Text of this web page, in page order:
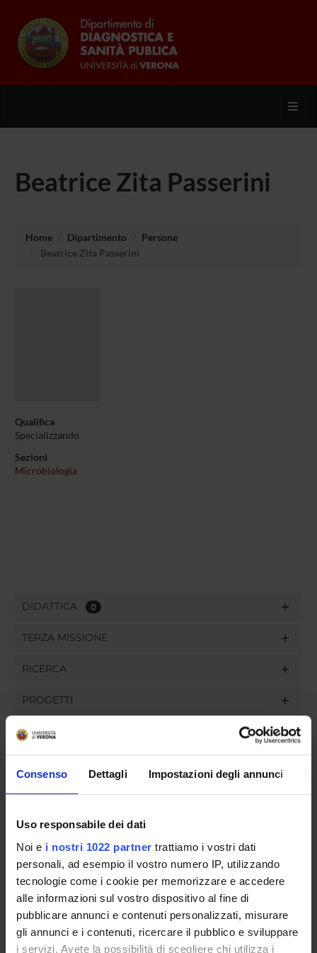
Consenso Dettagli Impostazioni degli annunci
Uso responsabile dei dati
Noi e i nostri 1022 partner trattiamo i vostri dati
personali, ad esempio il vostro numero IP, utilizzando
tecnologie come i cookie per memorizzare e accedere
alle informazioni sul vostro dispositivo al fine di
pubblicare annunci e contenuti personalizzati, misurare
gli annunci e i contenuti, ricercare il pubblico e sviluppare
i servizi. Avete la possibilità di scegliere chi utilizza i
Beatrice Zita Passerini
Home Dipartimento
Persone
Beatrice Zita Passerini
Qualifica
Specializzando
Sezioni
Microbiologia
DIDATTICA 0
TERZA MISSIONE
RICERCA
PROGETTI
INCARICHI
COMMISSIONI
UFFICI E STRUTTURE DI SERVIZIO
SERVIZI DI SEGRETERIA STUDENTI